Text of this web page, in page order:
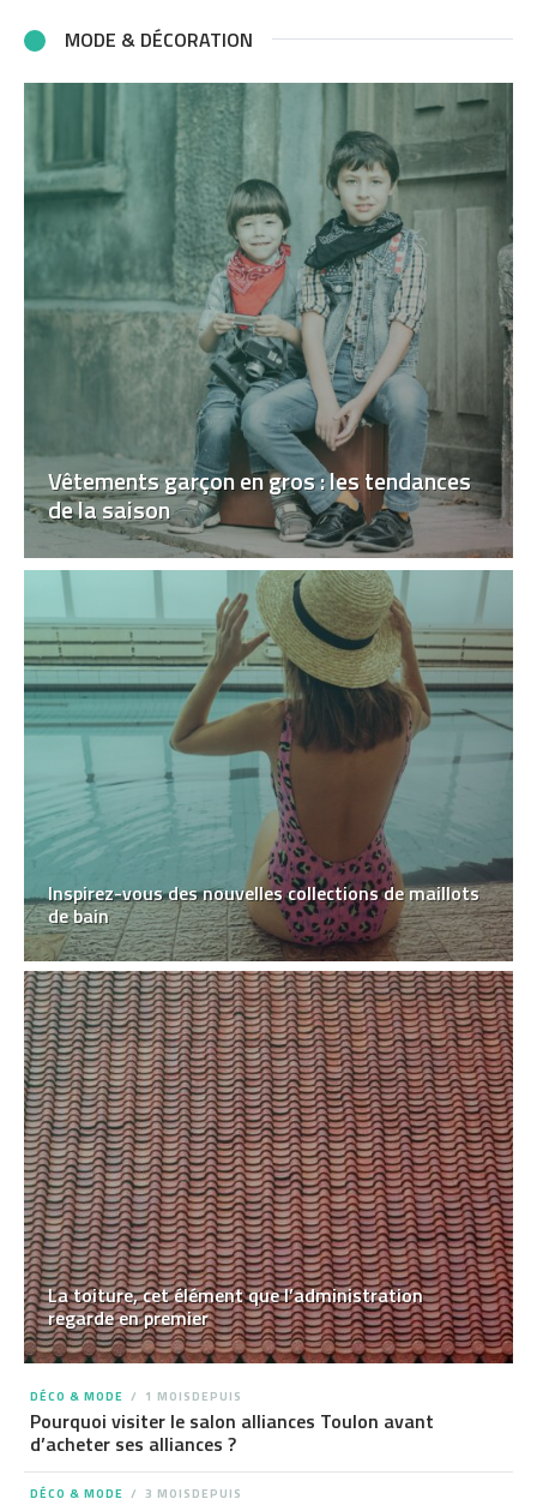
MODE & DÉCORATION
Vêtements garçon en gros : les tendances
de la saison
Inspirez-vous des nouvelles collections de maillots
de bain
La toiture, cet élément que l’administration
regarde en premier
DÉCO & MODE 1 MOISDEPUIS
Pourquoi visiter le salon alliances Toulon avant
d’acheter ses alliances ?
DÉCO & MODE 3 MOISDEPUIS